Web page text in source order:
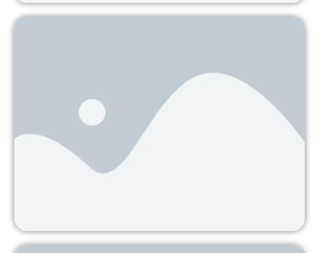
primera región libre de minas del
Managua, 18 junio 2010 — Con el anuncio del
Gobierno de Nicaragua